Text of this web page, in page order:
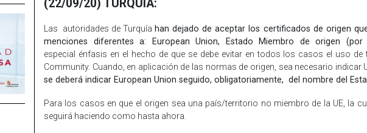
(22/09/20) TURQUÍA:
Las autoridades de Turquía han dejado de aceptar los certificados de origen
menciones diferentes a: European Union, Estado Miembro de origen (por
especial énfasis en el hecho de que se debe evitar en todos los casos el uso
Community. Cuando, en aplicación de las normas de origen, sea necesario indicar
se deberá indicar European Union seguido, obligatoriamente, del nombre del
Para los casos en que el origen sea una país/territorio no miembro de la UE, la
seguirá haciendo como hasta ahora.